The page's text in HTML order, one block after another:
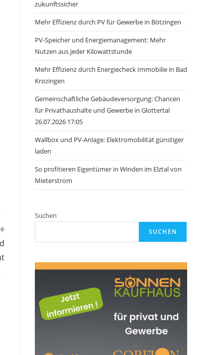
zukunftssicher
Mehr Effizienz durch PV für Gewerbe in Bötzingen
PV-Speicher und Energiemanagement: Mehr
Nutzen aus jeder Kilowattstunde
Mehr Effizienz durch Energiecheck Immobilie in Bad
Krozingen
Gemeinschaftliche Gebäudeversorgung: Chancen
für Privathaushalte und Gewerbe in Glottertal
26.07.2026 17:05
Wallbox und PV-Anlage: Elektromobilität günstiger
laden
So profitieren Eigentümer in Winden im Elztal von
Mieterstrom
Suchen
SUCHEN